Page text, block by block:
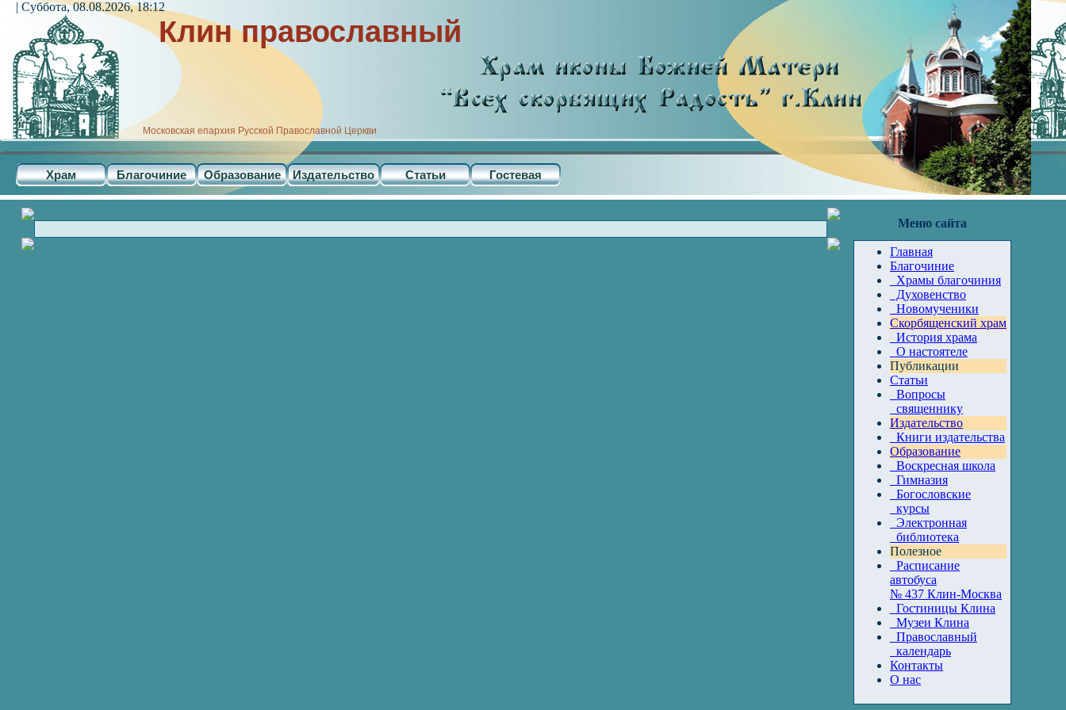
Клин православный
Московская епархия Русской Православной Церкви
Храм Благочиние Образование Издательство Статьи Гостевая
| Суббота, 08.08.2026, 18:12
Меню сайта
Главная
Благочиние
Храмы благочиния
Духовенство
Новомученики
Скорбященский храм
История храма
О настоятеле
Публикации
Статьи
Вопросы
священнику
Издательство
Книги издательства
Образование
Воскресная школа
Гимназия
Богословские
курсы
Электронная
библиотека
Полезное
Расписание
автобуса
№ 437 Клин-Москва
Гостиницы Клина
Музеи Клина
Православный
календарь
Контакты
О нас